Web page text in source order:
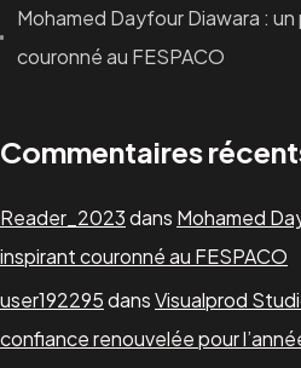
Mohamed Dayfour Diawara :
couronné au FESPACO
Commentaires
Reader_2023dans Mohamed
inspirant couronné au FESPACO
user192295dansVisualprod
confiance renouvelée pour